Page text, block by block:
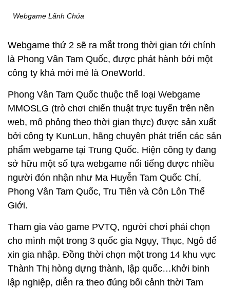
Webgame Lãnh Chúa
Webgame thứ 2 sẽ ra mắt trong thời gian tới chính
là Phong Vân Tam Quốc, được phát hành bởi một
công ty khá mới mẻ là OneWorld.
Phong Vân Tam Quốc thuộc thể loại Webgame
MMOSLG (trò chơi chiến thuật trực tuyến trên nền
web, mô phỏng theo thời gian thực) được sản xuất
bởi công ty KunLun, hãng chuyên phát triển các sản
phẩm webgame tại Trung Quốc. Hiện công ty đang
sở hữu một số tựa webgame nổi tiếng được nhiều
người đón nhận như Ma Huyễn Tam Quốc Chí,
Phong Vân Tam Quốc, Tru Tiên và Côn Lôn Thế
Giới.
Tham gia vào game PVTQ, người chơi phải chọn
cho mình một trong 3 quốc gia Ngụy, Thục, Ngô để
xin gia nhập. Đồng thời chọn một trong 14 khu vực
Thành Thị hòng dựng thành, lập quốc…khởi binh
lập nghiệp, diễn ra theo đúng bối cảnh thời Tam